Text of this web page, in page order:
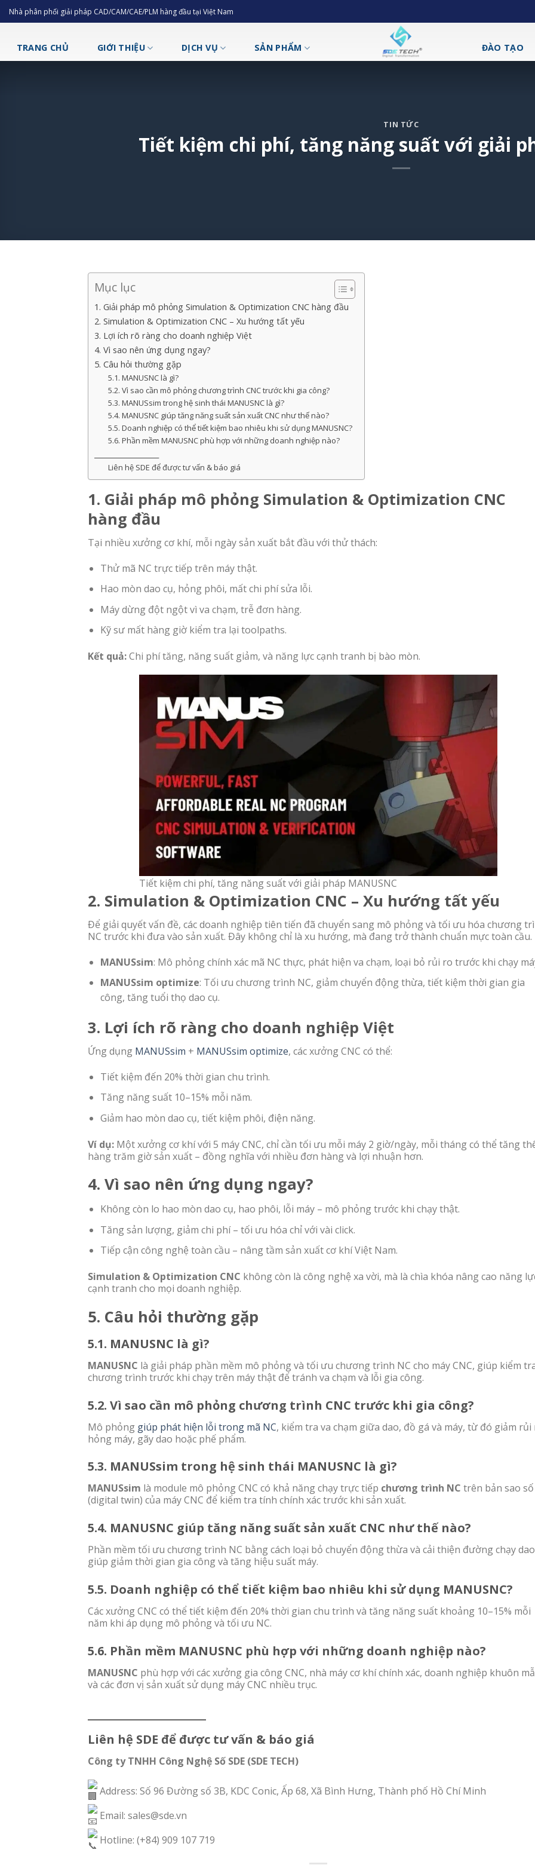
Skip
to
Nhà phân phối giải pháp CAD/CAM/CAE/PLM hàng đầu tại Việt Nam
TRANG CHỦ GIỚI THIỆU DỊCH VỤ SẢN PHẨM ĐÀO TẠO
TIN TỨC
Tiết kiệm chi phí, tăng năng suất với giải
Mục lục
1. Giải pháp mô phỏng Simulation & Optimization CNC hàng đầu
2. Simulation & Optimization CNC – Xu hướng tất yếu
3. Lợi ích rõ ràng cho doanh nghiệp Việt
4. Vì sao nên ứng dụng ngay?
5. Câu hỏi thường gặp
5.1. MANUSNC là gì?
5.2. Vì sao cần mô phỏng chương trình CNC trước khi gia công?
5.3. MANUSsim trong hệ sinh thái MANUSNC là gì?
5.4. MANUSNC giúp tăng năng suất sản xuất CNC như thế nào?
5.5. Doanh nghiệp có thể tiết kiệm bao nhiêu khi sử dụng MANUSNC?
5.6. Phần mềm MANUSNC phù hợp với những doanh nghiệp nào?
Liên hệ SDE để được tư vấn & báo giá
1. Giải pháp mô phỏng Simulation & Optimization CNC
hàng đầu
Tại nhiều xưởng cơ khí, mỗi ngày sản xuất bắt đầu với thử thách:
Thử mã NC trực tiếp trên máy thật.
Hao mòn dao cụ, hỏng phôi, mất chi phí sửa lỗi.
Máy dừng đột ngột vì va chạm, trễ đơn hàng.
Kỹ sư mất hàng giờ kiểm tra lại toolpaths.
Kết quả:Chi phí tăng, năng suất giảm, và năng lực cạnh tranh bị bào mòn.
Tiết kiệm chi phí, tăng năng suất với giải pháp MANUSNC
2. Simulation & Optimization CNC – Xu hướng tất yếu
Để giải quyết vấn đề, các doanh nghiệp tiên tiến đã chuyển sang mô phỏng và tối ưu hóa chương
NC trước khi đưa vào sản xuất. Đây không chỉ là xu hướng, mà đang trở thành chuẩn mực toàn cầu.
MANUSsim: Mô phỏng chính xác mã NC thực, phát hiện va chạm, loại bỏ rủi ro trước khi chạy
MANUSsim optimize: Tối ưu chương trình NC, giảm chuyển động thừa, tiết kiệm thời gian gia
công, tăng tuổi thọ dao cụ.
3. Lợi ích rõ ràng cho doanh nghiệp Việt
Ứng dụng MANUSsim + MANUSsim optimize, các xưởng CNC có thể:
Tiết kiệm đến 20% thời gian chu trình.
Tăng năng suất 10–15% mỗi năm.
Giảm hao mòn dao cụ, tiết kiệm phôi, điện năng.
Ví dụ: Một xưởng cơ khí với 5 máy CNC, chỉ cần tối ưu mỗi máy 2 giờ/ngày, mỗi tháng có thể tăng
hàng trăm giờ sản xuất – đồng nghĩa với nhiều đơn hàng và lợi nhuận hơn.
4. Vì sao nên ứng dụng ngay?
Không còn lo hao mòn dao cụ, hao phôi, lỗi máy – mô phỏng trước khi chạy thật.
Tăng sản lượng, giảm chi phí – tối ưu hóa chỉ với vài click.
Tiếp cận công nghệ toàn cầu – nâng tầm sản xuất cơ khí Việt Nam.
Simulation & Optimization CNC không còn là công nghệ xa vời, mà là chìa khóa nâng cao năng
cạnh tranh cho mọi doanh nghiệp.
5. Câu hỏi thường gặp
5.1. MANUSNC là gì?
MANUSNC là giải pháp phần mềm mô phỏng và tối ưu chương trình NC cho máy CNC, giúp kiểm
chương trình trước khi chạy trên máy thật để tránh va chạm và lỗi gia công.
5.2. Vì sao cần mô phỏng chương trình CNC trước khi gia công?
Mô phỏng giúp phát hiện lỗi trong mã NC, kiểm tra va chạm giữa dao, đồ gá và máy, từ đó giảm rủi
hỏng máy, gãy dao hoặc phế phẩm.
5.3. MANUSsim trong hệ sinh thái MANUSNC là gì?
MANUSsim là module mô phỏng CNC có khả năng chạy trực tiếp chương trình NC trên bản sao số
(digital twin) của máy CNC để kiểm tra tính chính xác trước khi sản xuất.
5.4. MANUSNC giúp tăng năng suất sản xuất CNC như thế nào?
Phần mềm tối ưu chương trình NC bằng cách loại bỏ chuyển động thừa và cải thiện đường chạy
giúp giảm thời gian gia công và tăng hiệu suất máy.
5.5. Doanh nghiệp có thể tiết kiệm bao nhiêu khi sử dụng MANUSNC?
Các xưởng CNC có thể tiết kiệm đến 20% thời gian chu trình và tăng năng suất khoảng 10–15% mỗi
năm khi áp dụng mô phỏng và tối ưu NC.
5.6. Phần mềm MANUSNC phù hợp với những doanh nghiệp nào?
MANUSNC phù hợp với các xưởng gia công CNC, nhà máy cơ khí chính xác, doanh nghiệp khuôn
và các đơn vị sản xuất sử dụng máy CNC nhiều trục.
Liên hệ SDE để được tư vấn & báo giá
Công ty TNHH Công Nghệ Số SDE (SDE TECH)
Address: Số 96 Đường số 3B, KDC Conic, Ấp 68, Xã Bình Hưng, Thành phố Hồ Chí Minh
Email: sales@sde.vn
Hotline: (+84) 909 107 719